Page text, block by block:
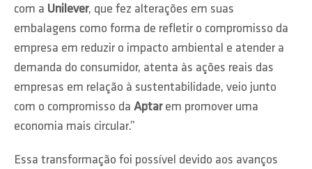
com a Unilever, que fez alterações em suas
embalagens como forma de refletir o compromisso da
empresa em reduzir o impacto ambiental e atender a
demanda do consumidor, atenta às ações reais das
empresas em relação à sustentabilidade, veio junto
com o compromisso da Aptarem promover uma
economia mais circular.”
Essa transformação foi possível devido aos avanços